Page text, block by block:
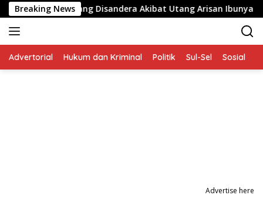
Langsung
ke
konten
Breaking News
Balita yang Disandera Akibat Utang Arisan Ibunya
Advertorial Hukum dan Kriminal Politik Sul-Sel Sosial
Advertise here